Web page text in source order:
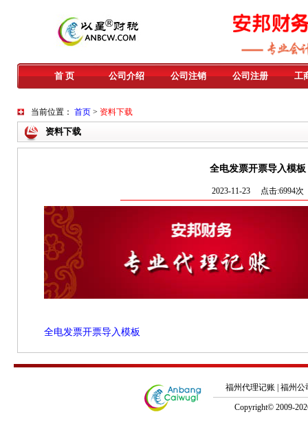
首 页 公司介绍 公司注销 公司注册 工
当前位置： 首页> 资料下载
资料下载
全电发票开票导入模板
2023-11-23 点击:6994次
全电发票开票导入模板
福州代理记账 福州公
Copyright© 2009-